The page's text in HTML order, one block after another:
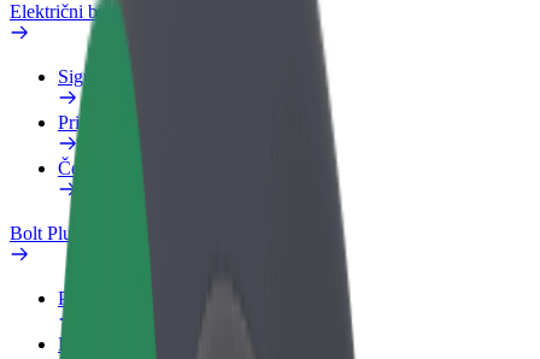
Električni bicikli
Sigurnosni laboratorij
Prijavi problem
Često postavljana pitanja
Bolt Plus
Pogodnosti
Kako se pridružiti